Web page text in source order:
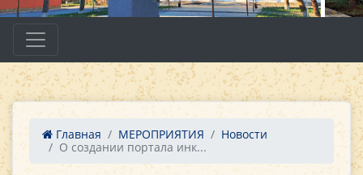
Главная МЕРОПРИЯТИЯ
Новости
О создании портала инк...